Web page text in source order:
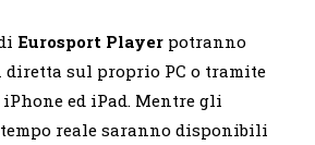
Eurosport Player potranno
diretta sul proprio PC o tramite
ed iPad. Mentre gli
reale saranno disponibili